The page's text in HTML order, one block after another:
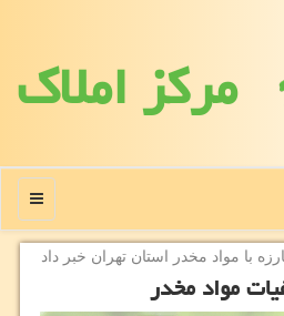
مركز املاك
منو
با مواد مخدر استان تهران خبر داد